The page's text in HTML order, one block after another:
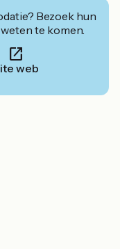
Bezoek hun
te komen.
web